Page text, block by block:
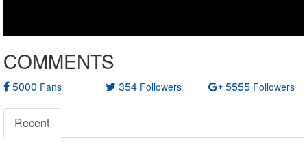
COMMENTS
5000 Fans 354 Followers 5555 Followers
Recent